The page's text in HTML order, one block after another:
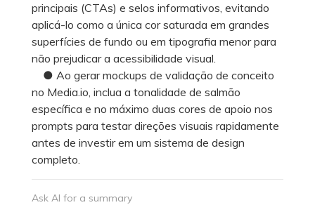
principais (CTAs) e selos informativos, evitando
aplicá-lo como a única cor saturada em grandes
superfícies de fundo ou em tipografia menor para
não prejudicar a acessibilidade visual.
● Ao gerar mockups de validação de conceito
no Media.io, inclua a tonalidade de salmão
específica e no máximo duas cores de apoio nos
prompts para testar direções visuais rapidamente
antes de investir em um sistema de design
completo.
Ask AI for a summary